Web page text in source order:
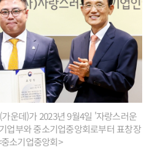
운데)가 2023년 9월4일 '자랑스러운
업부와 중소기업중앙회로부터 표창장
소기업중앙회>